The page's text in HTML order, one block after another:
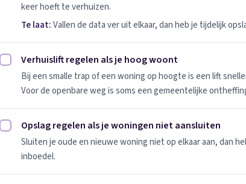
keer hoeft te verhuizen.
Te laat:Vallen de data ver uit elkaar, dan heb je tijdelijk
Verhuislift regelen als je hoog woont afvinken
Verhuislift regelen als je hoog woont
Bij een smalle trap of een woning op hoogte is een lift
Voor de openbare weg is soms een gemeentelijke
Opslag regelen als je woningen niet aansluiten afvinken
Opslag regelen als je woningen niet aansluiten
Sluiten je oude en nieuwe woning niet op elkaar aan, dan
inboedel.